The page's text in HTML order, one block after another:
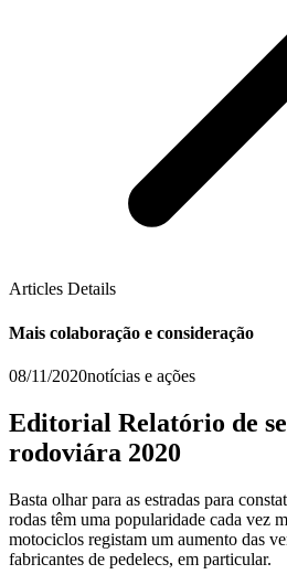
Articles Details
Mais colaboração e consideração
08/11/2020notícias e ações
Editorial Relatório de
rodoviára 2020
Basta olhar para as estradas para
rodas têm uma popularidade cada vez
motociclos registam um aumento das
fabricantes de pedelecs, em particular.